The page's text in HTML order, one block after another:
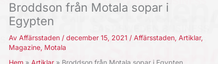
Broddson från Motala sopar i
Egypten
Av Affärsstaden / december 15, 2021 / Affärsstaden, Artiklar,
Magazine, Motala
Hem
Artiklar Broddson från Motala sopar i Egypten